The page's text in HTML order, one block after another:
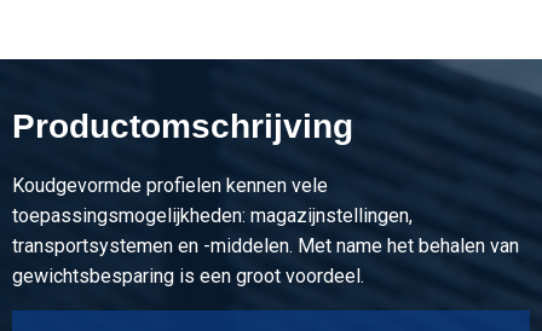
Bruto prijs
Artikelnummer
3000-0030-3030102
Omschrijving
Kgw opendoosprofiel S235JR 30x30x10x2 ca 7 mtr
opening 10 mm
Productomschrijving
Koudgevormde profielen kennen vele
toepassingsmogelijkheden: magazijnstellingen,
transportsystemen en -middelen. Met name het behalen van
gewichtsbesparing is een groot voordeel.